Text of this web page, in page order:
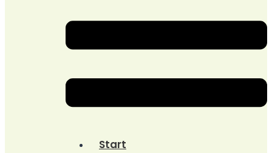
Start